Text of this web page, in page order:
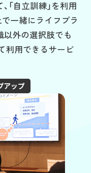
「自立訓練」を利用
一緒にライフプラ
以外の選択肢でも
利用できるサービ
アップ